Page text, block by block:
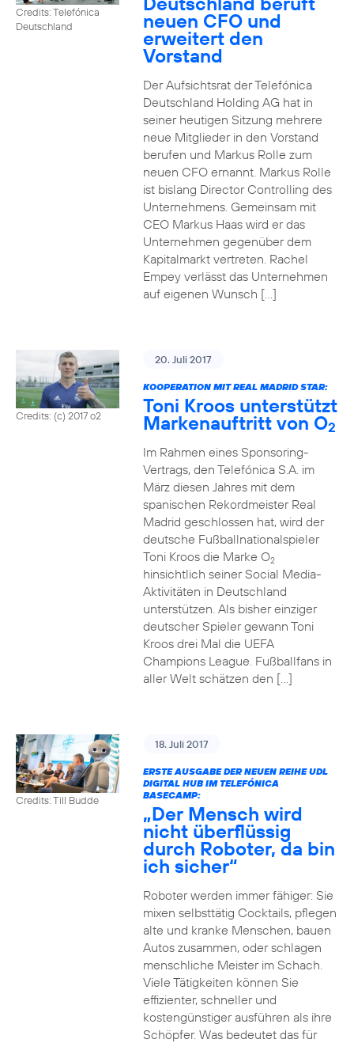
Credits: Telefónica
Deutschland
neuen CFO und
erweitert den
Vorstand
Der Aufsichtsrat der Telefónica
Deutschland Holding AG hat in
seiner heutigen Sitzung mehrere
neue Mitglieder in den Vorstand
berufen und Markus Rolle zum
neuen CFO ernannt. Markus Rolle
ist bislang Director Controlling des
Unternehmens. Gemeinsam mit
CEO Markus Haas wird er das
Unternehmen gegenüber dem
Kapitalmarkt vertreten. Rachel
Empey verlässt das Unternehmen
auf eigenen Wunsch […]
Credits: (c) 2017 o2
20. Juli 2017
KOOPERATION MIT REAL MADRID STAR:
Toni Kroos unterstützt
Markenauftritt von O2
Im Rahmen eines Sponsoring-
Vertrags, den Telefónica S.A. im
März diesen Jahres mit dem
spanischen Rekordmeister Real
Madrid geschlossen hat, wird der
deutsche Fußballnationalspieler
Toni Kroos die Marke O2
hinsichtlich seiner Social Media-
Aktivitäten in Deutschland
unterstützen. Als bisher einziger
deutscher Spieler gewann Toni
Kroos drei Mal die UEFA
Champions League. Fußballfans in
aller Welt schätzen den […]
Credits: Till Budde
18. Juli 2017
ERSTE AUSGABE DER NEUEN REIHE UDL
DIGITAL HUB IM TELEFÓNICA
BASECAMP:
„Der Mensch wird
nicht überflüssig
durch Roboter, da bin
ich sicher“
Roboter werden immer fähiger: Sie
mixen selbsttätig Cocktails, pflegen
alte und kranke Menschen, bauen
Autos zusammen, oder schlagen
menschliche Meister im Schach.
Viele Tätigkeiten können Sie
effizienter, schneller und
kostengünstiger ausführen als ihre
Schöpfer. Was bedeutet das für